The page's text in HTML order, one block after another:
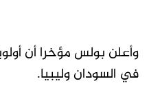
وأعلن بولس مؤخرا أن
في السودان وليبيا.